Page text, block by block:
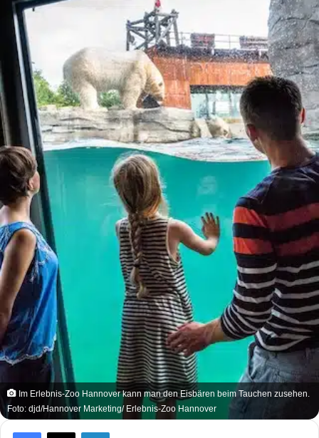
Im Erlebnis-Zoo Hannover kann man den Eisbären beim Tauchen zusehen.
Foto: djd/Hannover Marketing/ Erlebnis-Zoo Hannover
X